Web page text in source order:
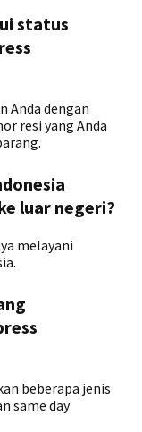
status
Anda dengan
resi yang Anda
luar negeri?
melayani
beberapa jenis
same day